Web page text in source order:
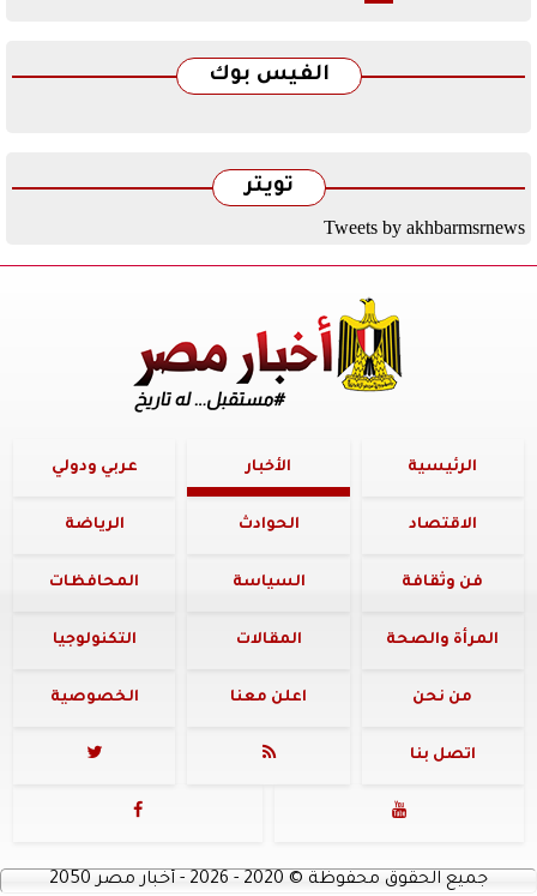
الفيس بوك
تويتر
Tweets by akhbarmsrnews
الرئيسية الأخبار عربي ودولي
الاقتصاد الحوادث الرياضة
فن وثقافة السياسة المحافظات
المرأة والصحة المقالات التكنولوجيا
من نحن اعلن معنا الخصوصية
اتصل بنا 



جميع الحقوق محفوظة ©